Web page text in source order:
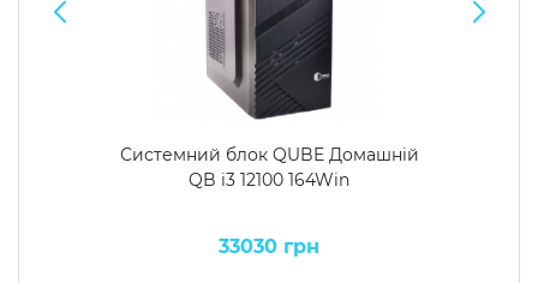
Системний блок QUBE Домашній
QB i3 12100 164Win
33030 грн